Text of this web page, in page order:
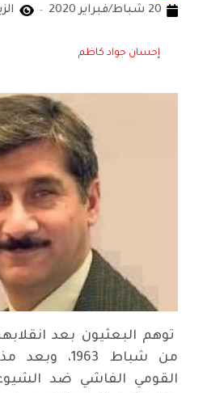
20 شباط/فبراير 2020
إحسان جواد كاظم
توهم البعثيون بعد
من شباط
القومي الفاشي ضد